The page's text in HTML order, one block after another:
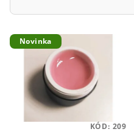
V
ý
Novinka
KÓD: 209